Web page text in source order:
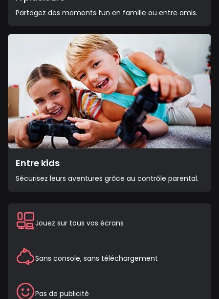
Partagez des moments fun en famille ou entre amis.
Entre kids
Sécurisez leurs aventures grâce au contrôle parental.
Jouez sur tous vos écrans
Sans console, sans téléchargement
Pas de publicité